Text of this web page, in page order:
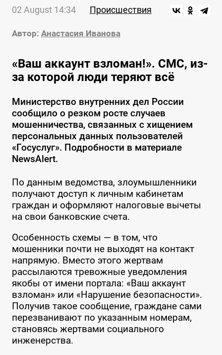
02 August 14:34 Происшествия
Автор: Анастасия Иванова
«Ваш аккаунт взломан!». СМС, из-
за которой люди теряют всё
Министерство внутренних дел России
сообщило о резком росте случаев
мошенничества, связанных с хищением
персональных данных пользователей
«Госуслуг». Подробности в материале
NewsAlert.
По данным ведомства, злоумышленники
получают доступ к личным кабинетам
граждан и оформляют налоговые вычеты
на свои банковские счета.
Особенность схемы — в том, что
мошенники почти не выходят на контакт
напрямую. Вместо этого жертвам
рассылаются тревожные уведомления
якобы от имени портала: «Ваш аккаунт
взломан» или «Нарушение безопасности».
Получив такое сообщение, граждане сами
перезванивают по указанным номерам,
становясь жертвами социального
инженерства.